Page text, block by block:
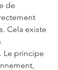
de
Cela existe
Le principe